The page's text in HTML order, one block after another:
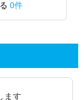
0件
ます